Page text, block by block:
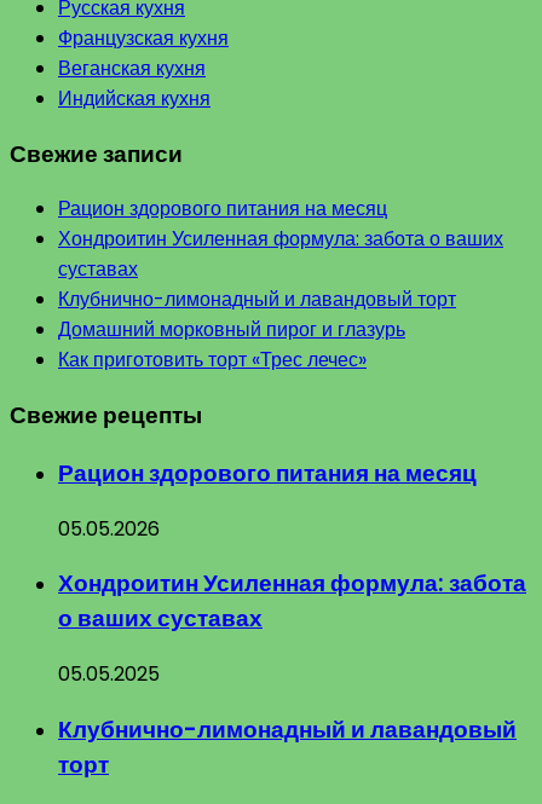
Русская кухня
Французская кухня
Веганская кухня
Индийская кухня
Свежие записи
Рацион здорового питания на месяц
Хондроитин Усиленная формула: забота о ваших
суставах
Клубнично-лимонадный и лавандовый торт
Домашний морковный пирог и глазурь
Как приготовить торт «Трес лечес»
Свежие рецепты
Рацион здорового питания на месяц
05.05.2026
Хондроитин Усиленная формула: забота
о ваших суставах
05.05.2025
Клубнично-лимонадный и лавандовый
торт